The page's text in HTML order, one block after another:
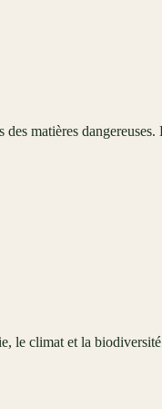
matières
le climat et la